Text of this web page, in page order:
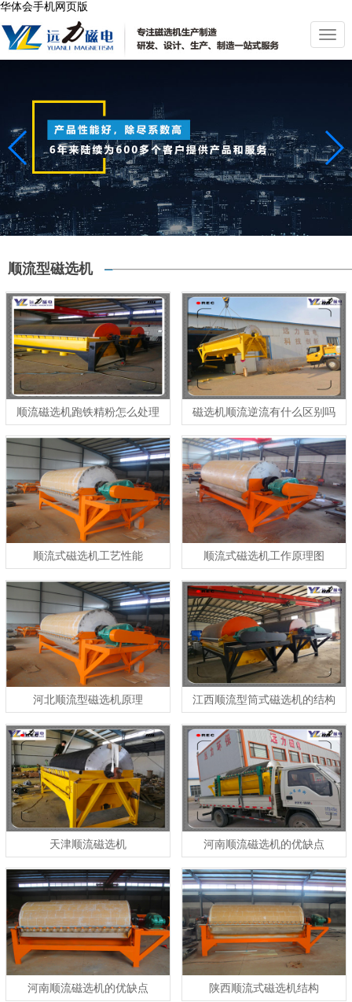
华体会手机网页版
切
换
导
顺流型磁选机
顺流磁选机跑铁精粉怎么处理 磁选机顺流逆流有什么区别吗
顺流式磁选机工艺性能 顺流式磁选机工作原理图
河北顺流型磁选机原理 江西顺流型筒式磁选机的结构
天津顺流磁选机 河南顺流磁选机的优缺点
河南顺流磁选机的优缺点 陕西顺流式磁选机结构